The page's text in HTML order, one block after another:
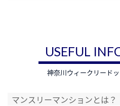
USEFUL
神奈川ウィークリード
マンスリーマンションとは？